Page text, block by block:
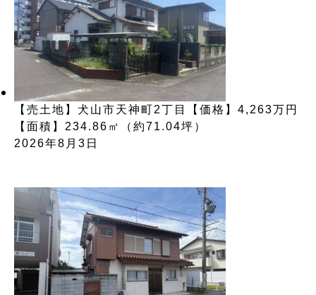
【売土地】犬山市天神町2丁目【価格】4,263万円
【面積】234.86㎡（約71.04坪）
2026年8月3日